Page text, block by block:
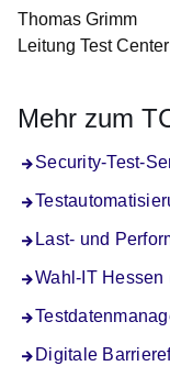
Thomas Grimm
Leitung Test
Mehr zum
Security-Test-
Last- und
Wahl-IT
Digitale